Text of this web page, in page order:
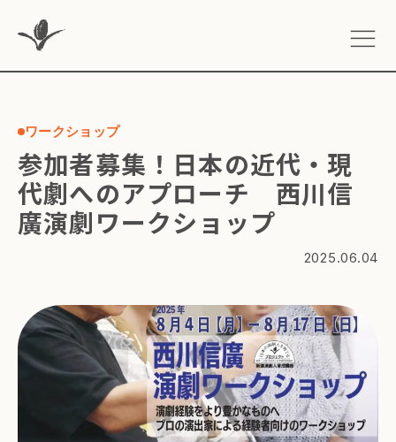
ワークショップ
参加者募集！日本の近代・現
代劇へのアプローチ 西川信
廣演劇ワークショップ
2025.06.04